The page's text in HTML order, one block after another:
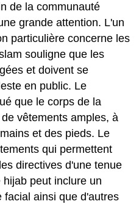
de la communauté
grande attention. L'un
particulière concerne les
souligne que les
et doivent se
en public. Le
que le corps de la
vêtements amples, à
et des pieds. Le
qui permettent
directives d'une tenue
peut inclure un
facial ainsi que d'autres